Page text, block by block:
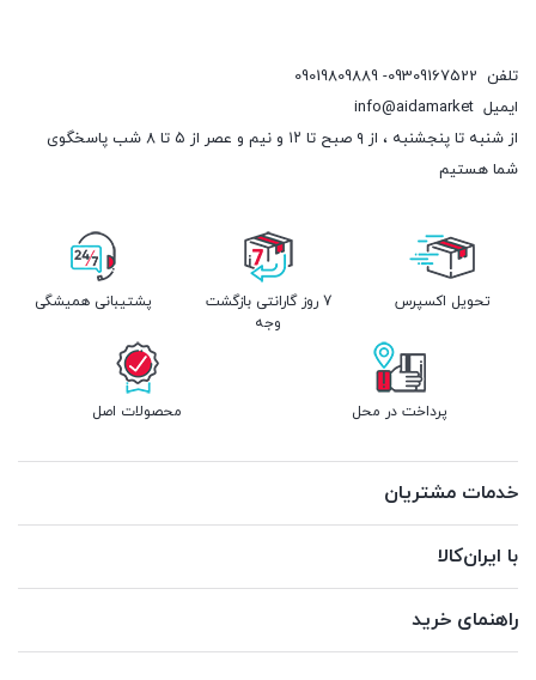
تلفن 09309167522- 09019809889
ایمیل info@aidamarket
از شنبه تا پنجشنبه ، از ۹ صبح تا ۱۲ و نیم و عصر از ۵ تا ۸ شب پاسخگوی
شما هستیم
تحویل اکسپرس
7 روز گارانتی بازگشت
وجه
پشتیبانی همیشگی
پرداخت در محل محصولات اصل
خدمات مشتریان
با ایران‌کالا
راهنمای خرید